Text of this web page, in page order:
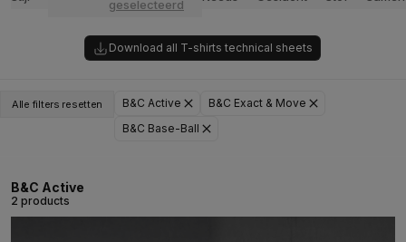
geselecteerd
Download all T-shirts technical sheets
Alle filters resetten B&C Active
B&C Exact & Move
B&C Base-Ball
B&C Active
2 products